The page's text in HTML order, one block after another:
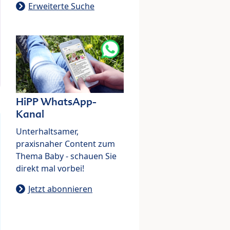
Erweiterte Suche
HiPP WhatsApp-
Kanal
Unterhaltsamer,
praxisnaher Content zum
Thema Baby - schauen Sie
direkt mal vorbei!
Jetzt abonnieren